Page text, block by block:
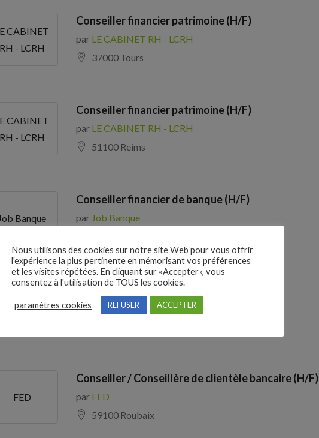
CABINET
RH - LCRH
Conseiller financier patrimoine (H/F)
par LE CABINET RH - LCRH
37000 Tours
CABINET
RH - LCRH
Conseiller financier patrimoine (H/F)
par LE CABINET RH - LCRH
51100 Reims
Job Banque
Conseiller financier de banque (H/F)
par Job Banque
Trésorier / Trésorière d’entreprise (H/F)
parCOOPERATIVE EUREDEN
FED
Conseiller / Conseillère de clientèle bancaire (H/F)
par FED
59100 Roubaix
Nous utilisons des cookies sur notre site Web pour vous offrir
l'expérience la plus pertinente en mémorisant vos préférences
et les visites répétées. En cliquant sur «Accepter», vous
consentez à l'utilisation de TOUS les cookies.
paramètres cookies REFUSER ACCEPTER